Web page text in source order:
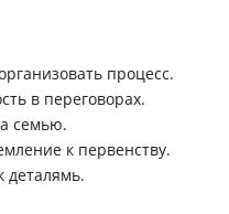
процесс.
в переговорах.
семью.
к первенству.
деталямь.